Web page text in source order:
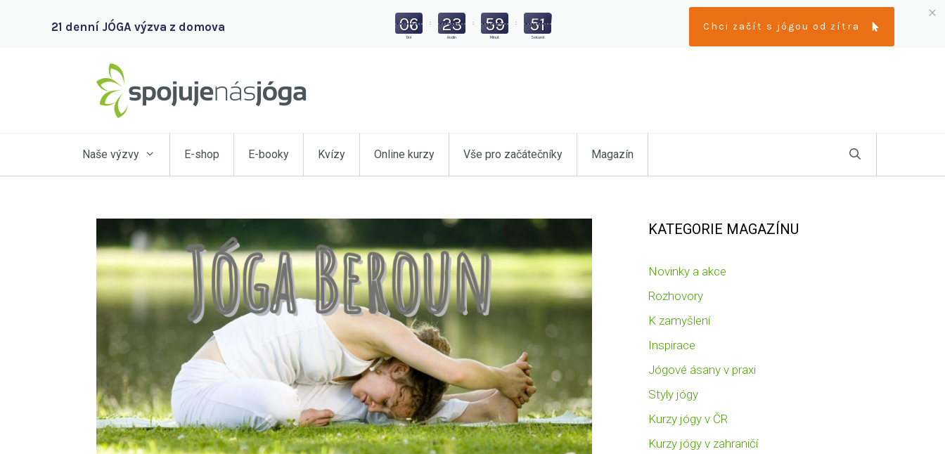
Naše výzvy E-shop E-booky Kvízy Online kurzy Vše pro začátečníky Magazín
KATEGORIE MAGAZÍNU
Novinky a akce
Rozhovory
K zamyšlení
Inspirace
Jógové ásany v praxi
Styly jógy
Kurzy jógy v ČR
Kurzy jógy v zahraničí
21 denní JÓGA výzva z domova 06
Dní
: 23
Hodin
: 59
Minut
: 49
Sekund
Chci začít s jógou od zítra